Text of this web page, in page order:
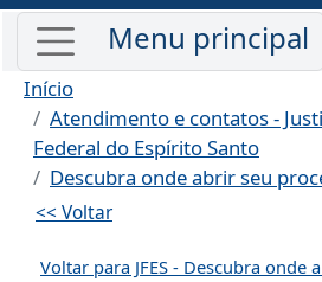
Início
Atendimento e contatos -
Federal do Espírito Santo
Descubra onde abrir seu
<< Voltar
Voltar para JFES - Descubra onde